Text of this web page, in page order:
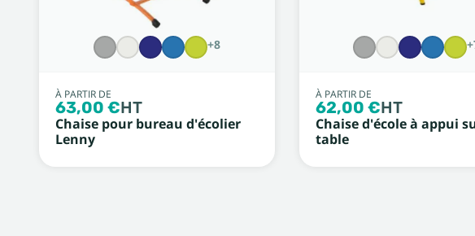
+8
À PARTIR DE
63,00 €HT
Chaise pour bureau d'écolier
Lenny
À PARTIR DE
62,00 €HT
Chaise d'école à appui
table